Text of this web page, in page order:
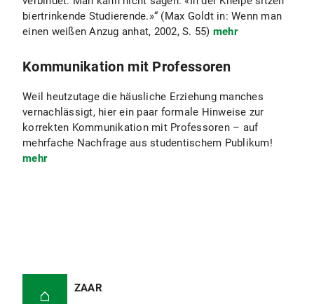
biertrinkende Studierende.»“ (Max Goldt in: Wenn man
einen weißen Anzug anhat, 2002, S. 55) mehr
Kommunikation mit Professoren
Weil heutzutage die häusliche Erziehung manches
vernachlässigt, hier ein paar formale Hinweise zur
korrekten Kommunikation mit Professoren – auf
mehrfache Nachfrage aus studentischem Publikum!
mehr
ZAAR